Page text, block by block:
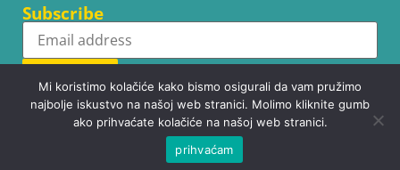
Subscribe
Subscribe
Copyright © WhatsupCams 2016 - 2026. All right reserved.
Mi koristimo kolačiće kako bismo osigurali da vam pružimo
najbolje iskustvo na našoj web stranici. Molimo kliknite gumb
ako prihvaćate kolačiće na našoj web stranici.
prihvaćam